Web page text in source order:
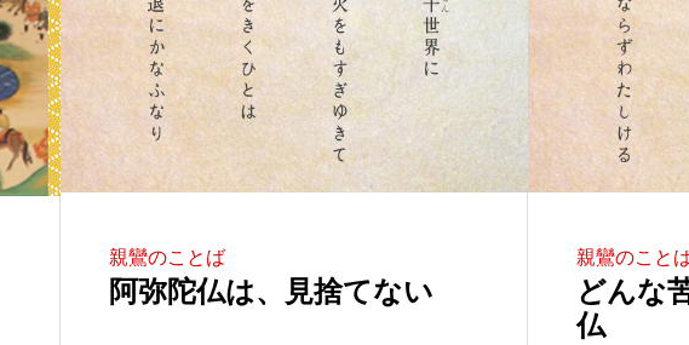
親鸞のことば
阿弥陀仏は、見捨てない
親鸞のこと
どんな
仏